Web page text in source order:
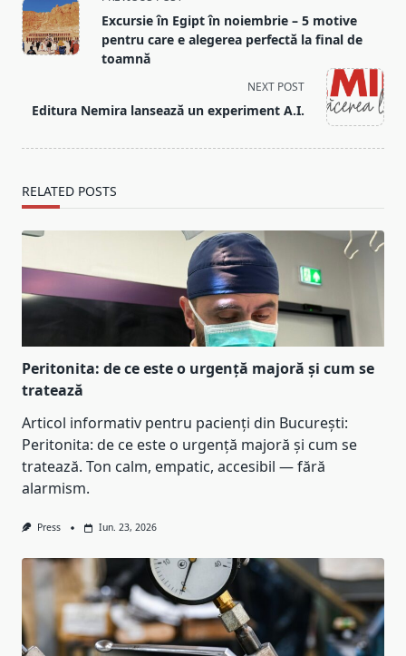
class="nav-
subtitle
screen-
text">Page</span>
Excursie în Egipt în noiembrie – 5 motive
pentru care e alegerea perfectă la final de
toamnă
NEXT POST
Editura Nemira lansează un experiment A.I.
RELATED POSTS
Peritonita: de ce este o urgență majoră și cum se
tratează
Articol informativ pentru pacienți din București:
Peritonita: de ce este o urgență majoră și cum se
tratează. Ton calm, empatic, accesibil — fără
alarmism.
Press Iun. 23, 2026